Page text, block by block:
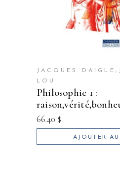
JACQUES
LOU
philosophie 1 :
66.40 $
AJOUTER AU